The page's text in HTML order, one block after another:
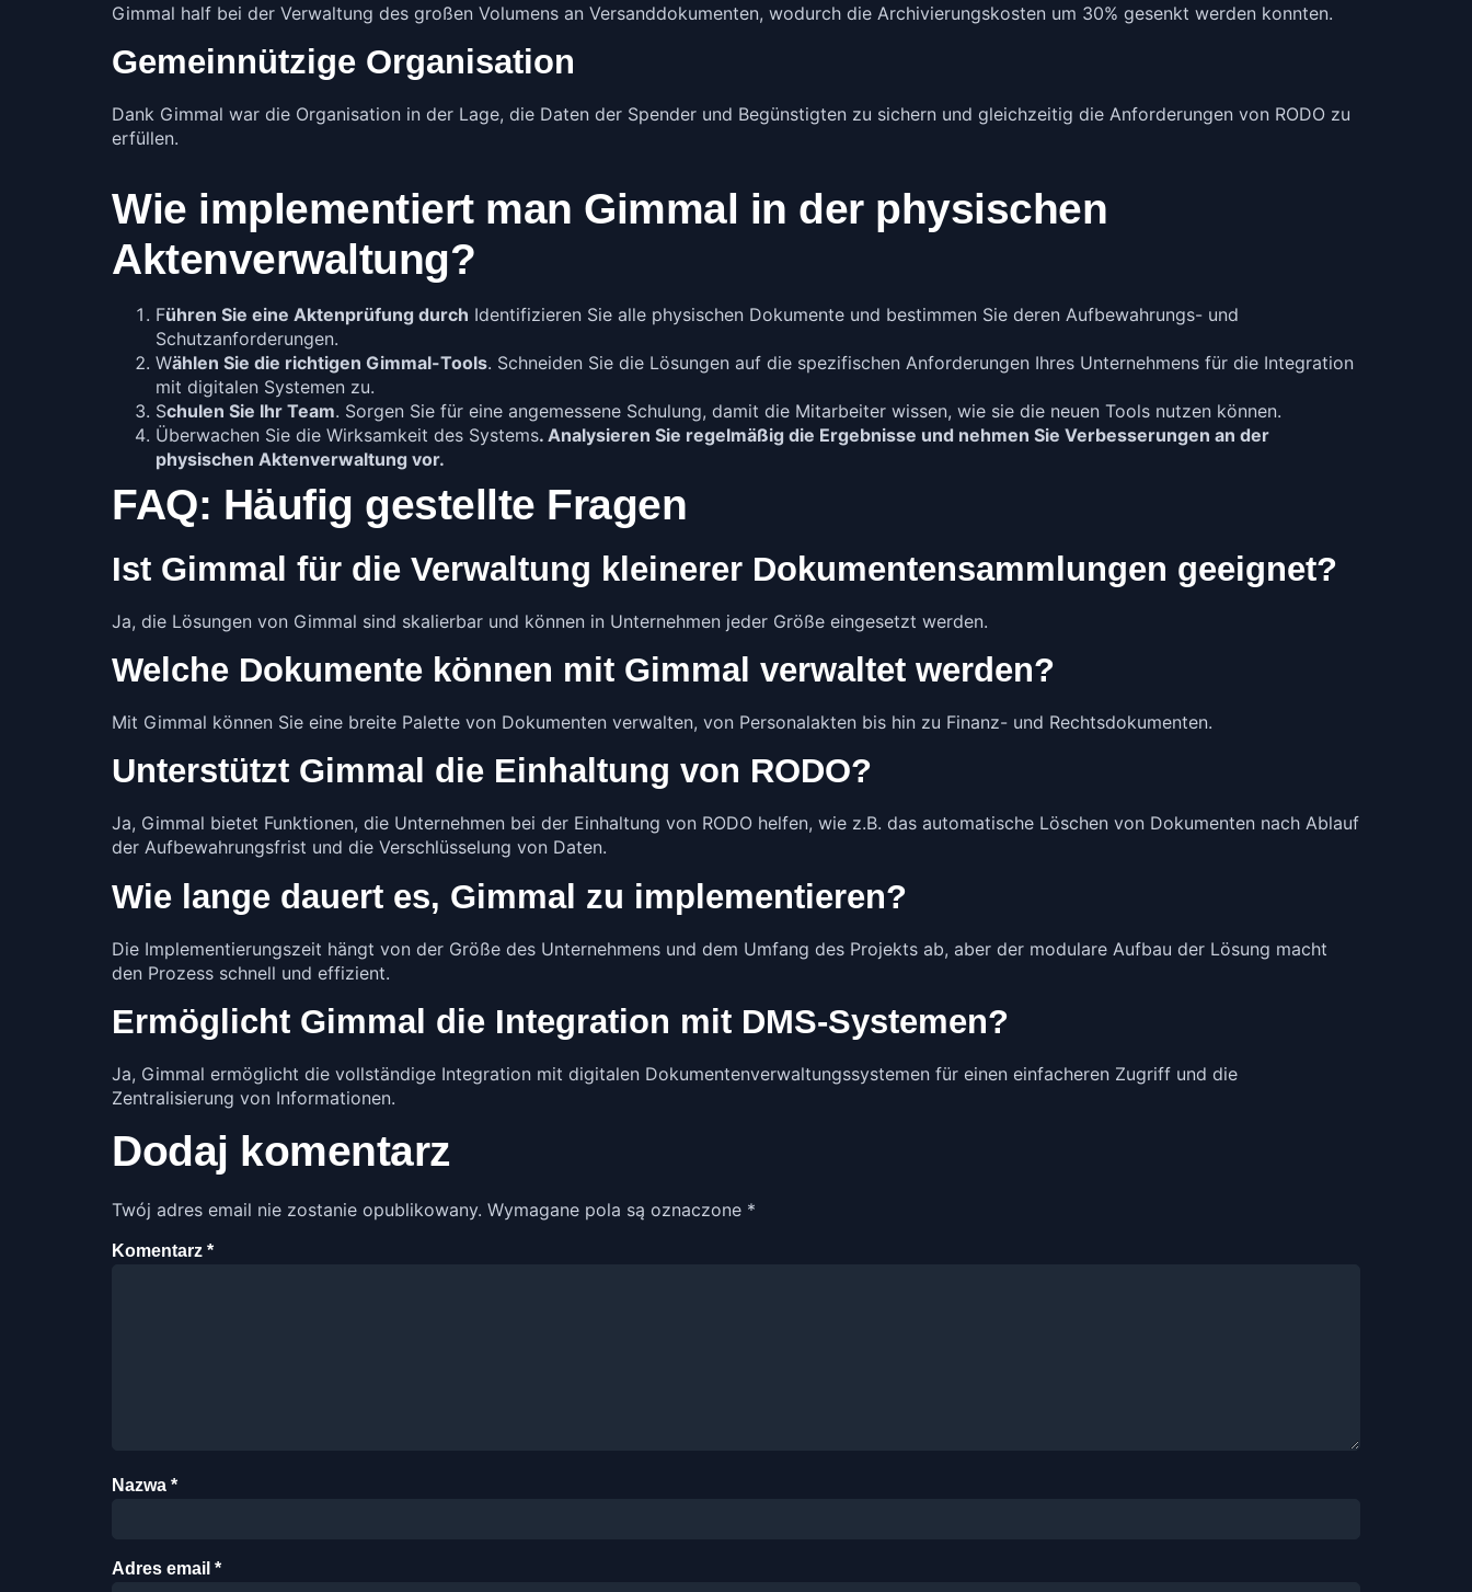
Gimmal half bei der Verwaltung des großen Volumens an Versanddokumenten, wodurch die Archivierungskosten um 30% gesenkt werden konnten.
Gemeinnützige Organisation
Dank Gimmal war die Organisation in der Lage, die Daten der Spender und Begünstigten zu sichern und gleichzeitig die Anforderungen von RODO zu
erfüllen.
Wie implementiert man Gimmal in der physischen
Aktenverwaltung?
Führen Sie eine Aktenprüfung durch Identifizieren Sie alle physischen Dokumente und bestimmen Sie deren Aufbewahrungs- und
Schutzanforderungen.
Wählen Sie die richtigen Gimmal-Tools. Schneiden Sie die Lösungen auf die spezifischen Anforderungen Ihres Unternehmens für die Integration
mit digitalen Systemen zu.
Schulen Sie Ihr Team. Sorgen Sie für eine angemessene Schulung, damit die Mitarbeiter wissen, wie sie die neuen Tools nutzen können.
Überwachen Sie die Wirksamkeit des Systems. Analysieren Sie regelmäßig die Ergebnisse und nehmen Sie Verbesserungen an der
physischen Aktenverwaltung vor.
FAQ: Häufig gestellte Fragen
Ist Gimmal für die Verwaltung kleinerer Dokumentensammlungen geeignet?
Ja, die Lösungen von Gimmal sind skalierbar und können in Unternehmen jeder Größe eingesetzt werden.
Welche Dokumente können mit Gimmal verwaltet werden?
Mit Gimmal können Sie eine breite Palette von Dokumenten verwalten, von Personalakten bis hin zu Finanz- und Rechtsdokumenten.
Unterstützt Gimmal die Einhaltung von RODO?
Ja, Gimmal bietet Funktionen, die Unternehmen bei der Einhaltung von RODO helfen, wie z.B. das automatische Löschen von Dokumenten nach Ablauf
der Aufbewahrungsfrist und die Verschlüsselung von Daten.
Wie lange dauert es, Gimmal zu implementieren?
Die Implementierungszeit hängt von der Größe des Unternehmens und dem Umfang des Projekts ab, aber der modulare Aufbau der Lösung macht
den Prozess schnell und effizient.
Ermöglicht Gimmal die Integration mit DMS-Systemen?
Ja, Gimmal ermöglicht die vollständige Integration mit digitalen Dokumentenverwaltungssystemen für einen einfacheren Zugriff und die
Zentralisierung von Informationen.
Dodaj komentarz
Twój adres email nie zostanie opublikowany. Wymagane pola są oznaczone *
Komentarz *
Nazwa *
Adres email *